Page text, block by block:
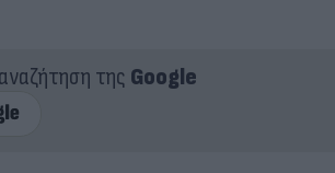
της Google